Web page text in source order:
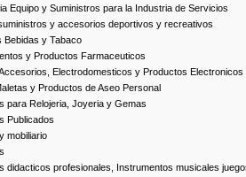
Equipo y Suministros para la Industria de Servicios
y accesorios deportivos y recreativos
Bebidas y Tabaco
y Productos Farmaceuticos
Electrodomesticos y Productos Electronicos
y Productos de Aseo Personal
para Relojeria, Joyeria y Gemas
Publicados
mobiliario
didacticos profesionales, Instrumentos musicales